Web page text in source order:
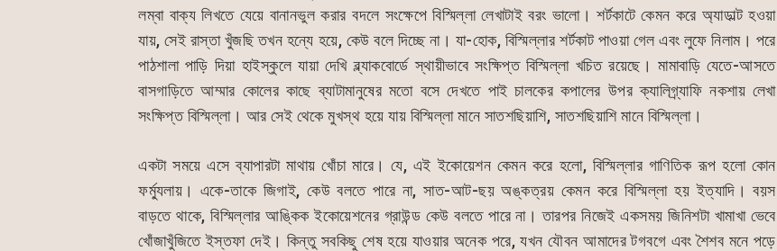
লম্বা বাক্য লিখতে যেয়ে বানানভুল করার বদলে সংক্ষেপে বিস্মিল্লা লেখাটাই বরং ভালো। শর্টকাটে কেমন করে অ্যাডাল্ট হওয়া
যায়, সেই রাস্তা খুঁজছি তখন হন্যে হয়ে, কেউ বলে দিচ্ছে না। যা-হোক, বিস্মিল্লার শর্টকাট পাওয়া গেল এবং লুফে নিলাম। পরে
পাঠশালা পাড়ি দিয়া হাইস্কুলে যায়া দেখি ব্ল্যাকবোর্ডে স্থায়ীভাবে সংক্ষিপ্ত বিস্মিল্লা খচিত রয়েছে। মামাবাড়ি যেতে-আসতে
বাসগাড়িতে আম্মার কোলের কাছে ব্যাটামানুষের মতো বসে দেখতে পাই চালকের কপালের উপর ক্যালিগ্র্যাফি নকশায় লেখা
সংক্ষিপ্ত বিস্মিল্লা। আর সেই থেকে মুখস্থ হয়ে যায় বিস্মিল্লা মানে সাতশছিয়াশি, সাতশছিয়াশি মানে বিস্মিল্লা।
একটা সময়ে এসে ব্যাপারটা মাথায় খোঁচা মারে। যে, এই ইকোয়েশন কেমন করে হলো, বিস্মিল্লার গাণিতিক রূপ হলো কোন
ফর্ম্যুলায়। একে-তাকে জিগাই, কেউ বলতে পারে না, সাত-আট-ছয় অঙ্কত্রয় কেমন করে বিস্মিল্লা হয় ইত্যাদি। বয়স
বাড়তে থাকে, বিস্মিল্লার আঙ্কিক ইকোয়েশনের গ্রাউন্ড কেউ বলতে পারে না। তারপর নিজেই একসময় জিনিশটা খামাখা ভেবে
খোঁজাখুঁজিতে ইস্তফা দেই। কিন্তু সবকিছু শেষ হয়ে যাওয়ার অনেক পরে, যখন যৌবন আমাদের টগবগে এবং শৈশব মনে পড়ে